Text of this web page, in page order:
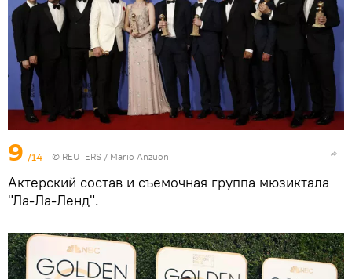
9 /14 © REUTERS / Mario Anzuoni
Актерский состав и съемочная группа мюзиктала
"Ла-Ла-Ленд".